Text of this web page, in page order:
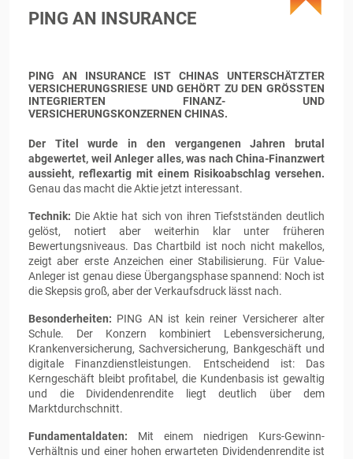
PING AN INSURANCE
PING AN INSURANCE IST CHINAS UNTERSCHÄTZTER
VERSICHERUNGSRIESE UND GEHÖRT ZU DEN GRÖSSTEN I
NTEGRIERTEN FINANZ- UND V
ERSICHERUNGSKONZERNEN CHINAS.
Der Titel wurde in den vergangenen Jahren brutal
abgewertet, weil Anleger alles, was nach China-Finanzwert
aussieht, reflexartig mit einem Risikoabschlag versehen.
Genau das macht die Aktie jetzt interessant.
Technik: Die Aktie hat sich von ihren Tiefstständen deutlich
gelöst, notiert aber weiterhin klar unter früheren
Bewertungsniveaus. Das Chartbild ist noch nicht makellos,
zeigt aber erste Anzeichen einer Stabilisierung. Für Value-
Anleger ist genau diese Übergangsphase spannend: Noch ist
die Skepsis groß, aber der Verkaufsdruck lässt nach.
Besonderheiten: PING AN ist kein reiner Versicherer alter
Schule. Der Konzern kombiniert Lebensversicherung,
Krankenversicherung, Sachversicherung, Bankgeschäft und
digitale Finanzdienstleistungen. Entscheidend ist: Das
Kerngeschäft bleibt profitabel, die Kundenbasis ist gewaltig
und die Dividendenrendite liegt deutlich über dem
Marktdurchschnitt.
Fundamentaldaten: Mit einem niedrigen Kurs-Gewinn-
Verhältnis und einer hohen erwarteten Dividendenrendite ist